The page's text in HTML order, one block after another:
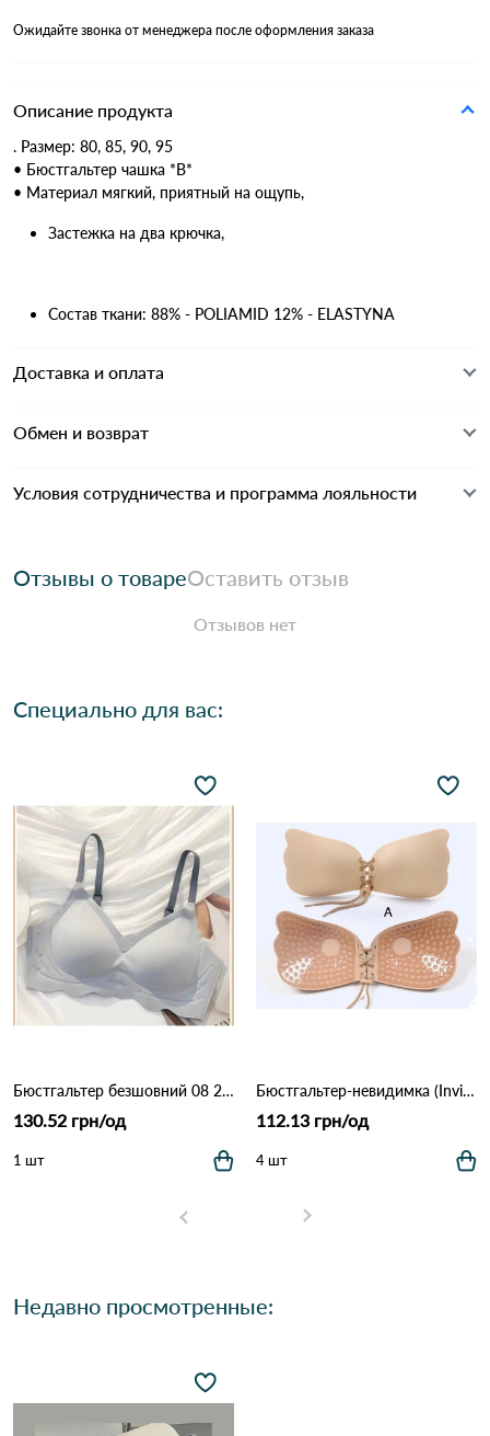
Ожидайте звонка от менеджера после оформления заказа
Описание продукта
. Размер: 80, 85, 90, 95
• Бюстгальтер чашка *В*
• Материал мягкий, приятный на ощупь,
Застежка на два крючка,
Состав ткани: 88% - POLIAMID 12% - ELASTYNA
Доставка и оплата
Обмен и возврат
Условия сотрудничества и программа лояльности
Отзывы о товареОставить отзыв
Отзывов нет
Специально для вас:
Бюстгальтер безшовний 08 2,4 Джинс
130.52 грн/од
1 шт
Бюстгальтер-невидимка (Invisible Bra) на шнуровке 848 Бежевый
112.13 грн/од
4 шт
Недавно просмотренные: